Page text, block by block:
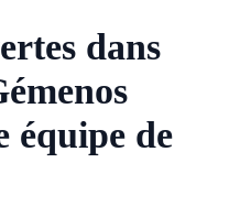
dans
équipe de